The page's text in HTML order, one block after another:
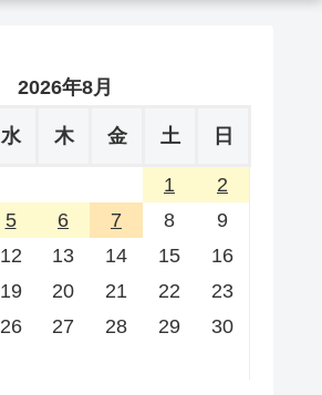
2026年8月
水 木 金 土 日
1
2
5 6 7 8
9
12 13 14 15
16
19 20 21 22
23
26 27 28 29
30